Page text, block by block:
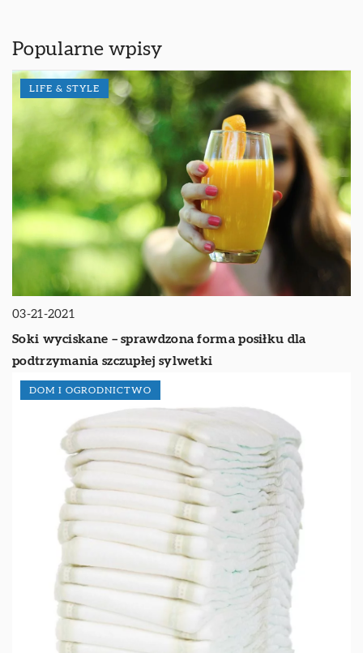
Popularne wpisy
LIFE & STYLE
03-21-2021
Soki wyciskane – sprawdzona forma posiłku dla
podtrzymania szczupłej sylwetki
DOM I OGRODNICTWO